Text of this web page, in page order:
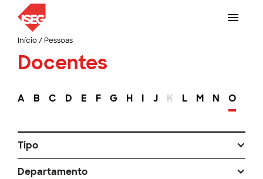
Início/ Pessoas
Docentes
A B C D E F G H I J K L M N O
Tipo
Departamento